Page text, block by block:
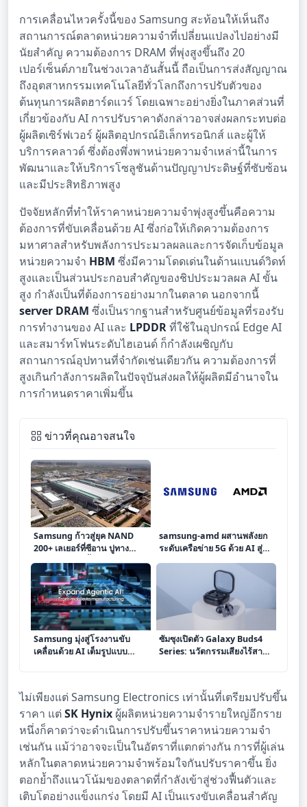
การเคลื่อนไหวครั้งนี้ของ Samsung สะท้อนให้เห็นถึง
สถานการณ์ตลาดหน่วยความจำที่เปลี่ยนแปลงไปอย่างมี
นัยสำคัญ ความต้องการ DRAM ที่พุ่งสูงขึ้นถึง 20
เปอร์เซ็นต์ภายในช่วงเวลาอันสั้นนี้ ถือเป็นการส่งสัญญาณ
ถึงอุตสาหกรรมเทคโนโลยีทั่วโลกถึงการปรับตัวของ
ต้นทุนการผลิตฮาร์ดแวร์ โดยเฉพาะอย่างยิ่งในภาคส่วนที่
เกี่ยวข้องกับ AI การปรับราคาดังกล่าวอาจส่งผลกระทบต่อ
ผู้ผลิตเซิร์ฟเวอร์ ผู้ผลิตอุปกรณ์อิเล็กทรอนิกส์ และผู้ให้
บริการคลาวด์ ซึ่งต้องพึ่งพาหน่วยความจำเหล่านี้ในการ
พัฒนาและให้บริการโซลูชันด้านปัญญาประดิษฐ์ที่ซับซ้อน
และมีประสิทธิภาพสูง
ปัจจัยหลักที่ทำให้ราคาหน่วยความจำพุ่งสูงขึ้นคือความ
ต้องการที่ขับเคลื่อนด้วย AI ซึ่งก่อให้เกิดความต้องการ
มหาศาลสำหรับพลังการประมวลผลและการจัดเก็บข้อมูล
หน่วยความจำ HBM ซึ่งมีความโดดเด่นในด้านแบนด์วิดท์
สูงและเป็นส่วนประกอบสำคัญของชิปประมวลผล AI ขั้น
สูง กำลังเป็นที่ต้องการอย่างมากในตลาด นอกจากนี้
server DRAM ซึ่งเป็นรากฐานสำหรับศูนย์ข้อมูลที่รองรับ
การทำงานของ AI และ LPDDRที่ใช้ในอุปกรณ์ Edge AI
และสมาร์ทโฟนระดับไฮเอนด์ ก็กำลังเผชิญกับ
สถานการณ์อุปทานที่จำกัดเช่นเดียวกัน ความต้องการที่
สูงเกินกำลังการผลิตในปัจจุบันส่งผลให้ผู้ผลิตมีอำนาจใน
การกำหนดราคาเพิ่มขึ้น
ข่าวที่คุณอาจสนใจ
Samsung ก้าวสู่ยุค NAND
200+ เลเยอร์ที่ซีอาน ปูทาง
หน่วยความจำล้ำยุคสำหรับสมา
ร์ทโฟนและ AI
samsung-amd ผสานพลังยก
ระดับเครือข่าย 5G ด้วย AI สู่
เชิงพาณิชย์
Samsung มุ่งสู่โรงงานขับ
เคลื่อนด้วย AI เต็มรูปแบบ
ซัมซุงเปิดตัว Galaxy Buds4
Series: นวัตกรรมเสียงไร้สาย
ไม่เพียงแต่ Samsung Electronics เท่านั้นที่เตรียมปรับขึ้น
ราคา แต่SK Hynix ผู้ผลิตหน่วยความจำรายใหญ่อีกราย
หนึ่งก็คาดว่าจะดำเนินการปรับขึ้นราคาหน่วยความจำ
เช่นกัน แม้ว่าอาจจะเป็นในอัตราที่แตกต่างกัน การที่ผู้เล่น
หลักในตลาดหน่วยความจำพร้อมใจกันปรับราคาขึ้น ยิ่ง
ตอกย้ำถึงแนวโน้มของตลาดที่กำลังเข้าสู่ช่วงฟื้นตัวและ
เติบโตอย่างแข็งแกร่ง โดยมี AI เป็นแรงขับเคลื่อนสำคัญ